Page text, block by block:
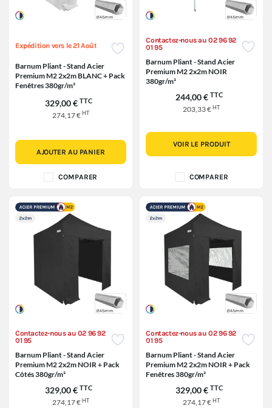
Expédition vers le 21 Août
Barnum Pliant - Stand Acier
Premium M2 2x2m BLANC + Pack
Fenêtres 380gr/m²
329,00 € TTC
274,17 €HT
AJOUTER AU PANIER
COMPARER
Contactez-nous au 02 96 92
01 95
Barnum Pliant - Stand Acier
Premium M2 2x2m NOIR
380gr/m²
244,00 € TTC
203,33 €HT
VOIR LE PRODUIT
COMPARER
Contactez-nous au 02 96 92
01 95
Barnum Pliant - Stand Acier
Premium M2 2x2m NOIR + Pack
Côtés 380gr/m²
329,00 € TTC
274,17 €HT
Contactez-nous au 02 96 92
01 95
Barnum Pliant - Stand Acier
Premium M2 2x2m NOIR + Pack
Fenêtres 380gr/m²
329,00 € TTC
274,17 €HT